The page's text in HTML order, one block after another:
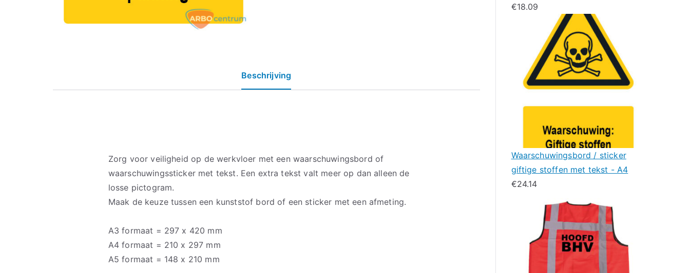
Beschrijving
Zorg voor veiligheid op de werkvloer met een waarschuwingsbord of
waarschuwingssticker met tekst. Een extra tekst valt meer op dan alleen de
losse pictogram.
Maak de keuze tussen een kunststof bord of een sticker met een afmeting.
A3 formaat = 297 x 420 mm
A4 formaat = 210 x 297 mm
A5 formaat = 148 x 210 mm
€18.09
Waarschuwingsbord / sticker
giftige stoffen met tekst - A4
€24.14